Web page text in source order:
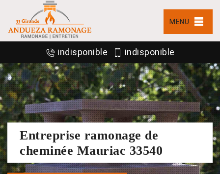
MENU
indisponible indisponible
Entreprise ramonage de
cheminée Mauriac 33540